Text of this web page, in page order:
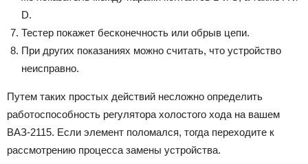
D.
Тестер покажет бесконечность или обрыв цепи.
При других показаниях можно считать, что устройство
неисправно.
Путем таких простых действий несложно определить
работоспособность регулятора холостого хода на вашем
ВАЗ-2115. Если элемент поломался, тогда переходите к
рассмотрению процесса замены устройства.